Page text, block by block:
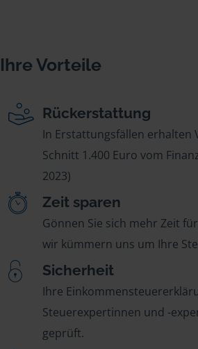
Ihre Vorteile
Rückerstattung
In Erstattungsfällen erhalten
Schnitt 1.400 Euro vom
2023)
Zeit sparen
Gönnen Sie sich mehr Zeit
wir kümmern uns um Ihre
Sicherheit
Ihre
Steuerexpertinnen und -
geprüft.